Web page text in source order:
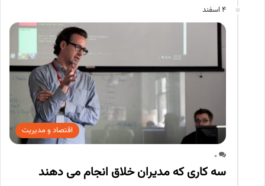
4 اسفند
اقتصاد و مدیریت
0
سه کاری که مدیران خلاق انجام می دهند